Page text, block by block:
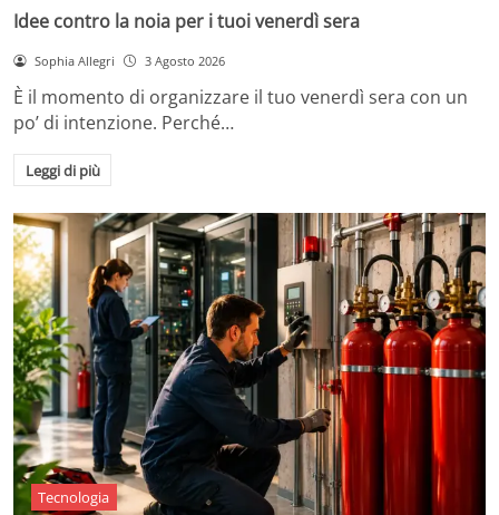
Idee contro la noia per i tuoi venerdì sera
Sophia Allegri 3 Agosto 2026
È il momento di organizzare il tuo venerdì sera con un
po’ di intenzione. Perché…
Leggi di più
Tecnologia